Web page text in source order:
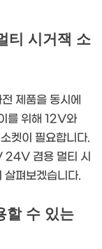
티 시거잭 소
제품을 동시에
를 위해 12V와
켓이 필요합니다.
24V 겸용 멀티 시
살펴보겠습니다.
할 수 있는